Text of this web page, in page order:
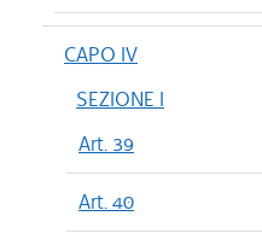
CAPO IV
SEZIONE I
Art. 39
Art. 40